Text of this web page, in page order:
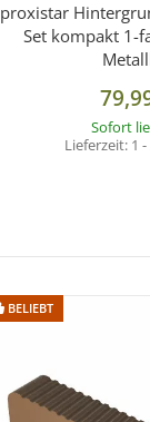
proxistar
Set kompakt 1-
Sofort
Lieferzeit: 1
BELIEBT